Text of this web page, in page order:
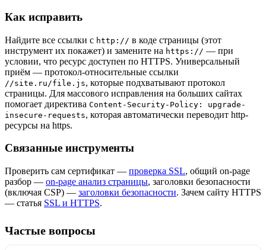
Как исправить
Найдите все ссылки с http:// в коде страницы (этот
инструмент их покажет) и замените на https:// — при
условии, что ресурс доступен по HTTPS. Универсальный
приём — протокол-относительные ссылки
//site.ru/file.js, которые подхватывают протокол
страницы. Для массового исправления на больших сайтах
помогает директива Content-Security-Policy: upgrade-
insecure-requests, которая автоматически переводит http-
ресурсы на https.
Связанные инструменты
Проверить сам сертификат — проверка SSL, общий on-page
разбор — on-page анализ страницы, заголовки безопасности
(включая CSP) — заголовки безопасности. Зачем сайту HTTPS
— статья SSL и HTTPS.
Частые вопросы